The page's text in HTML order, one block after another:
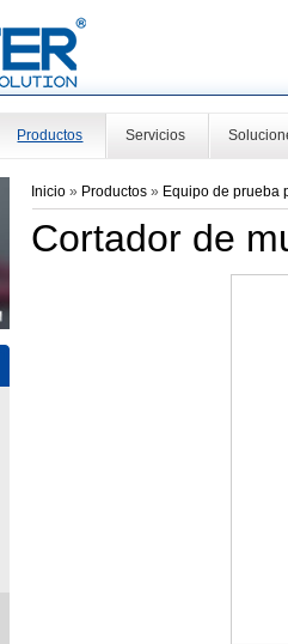
Productos Servicios
Inicio » Productos» Equipo de prueba
Cortador de